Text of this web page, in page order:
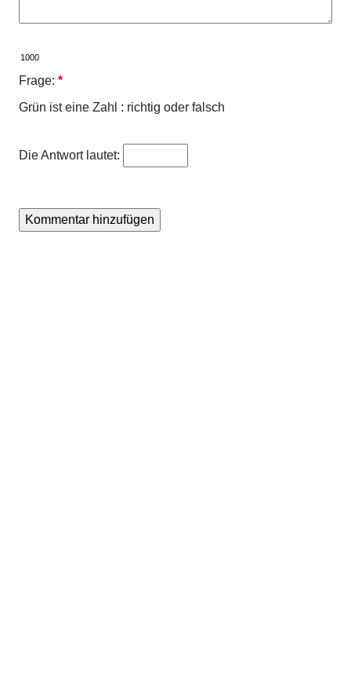
Frage: *
Grün ist eine Zahl : richtig oder falsch
Die Antwort lautet: